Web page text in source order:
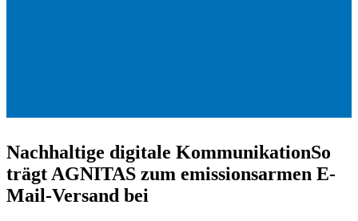
Nachhaltige digitale KommunikationSo
trägt AGNITAS zum emissionsarmen E-
Mail-Versand bei